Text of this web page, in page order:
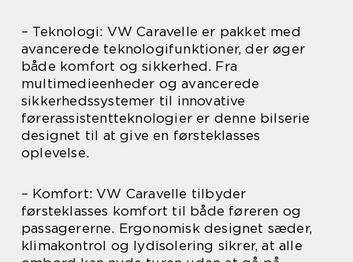
– Teknologi: VW Caravelle er pakket med
avancerede teknologifunktioner, der øger
både komfort og sikkerhed. Fra
multimedieenheder og avancerede
sikkerhedssystemer til innovative
førerassistentteknologier er denne bilserie
designet til at give en førsteklasses
oplevelse.
– Komfort: VW Caravelle tilbyder
førsteklasses komfort til både føreren og
passagererne. Ergonomisk designet sæder,
klimakontrol og lydisolering sikrer, at alle